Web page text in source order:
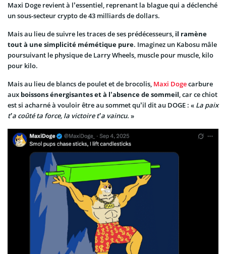
Maxi Doge revient à l’essentiel, reprenant la blague qui a déclenché
un sous-secteur crypto de 43 milliards de dollars.
Mais au lieu de suivre les traces de ses prédécesseurs, il ramène
tout à une simplicité mémétique pure. Imaginez un Kabosu mâle
poursuivant le physique de Larry Wheels, muscle pour muscle, kilo
pour kilo.
Mais au lieu de blancs de poulet et de brocolis, Maxi Dogecarbure
aux boissons énergisantes et à l’absence de sommeil, car ce chiot
est si acharné à vouloir être au sommet qu’il dit au DOGE : « La paix
t’a coûté ta force, la victoire t’a vaincu. »